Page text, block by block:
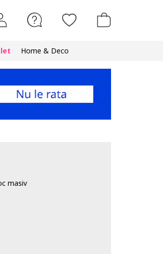
Home & Deco
masiv